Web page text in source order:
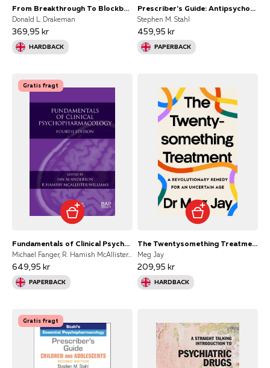
From Breakthrough To Blockbuster The Business Of Biotechnolo
Donald L. Drakeman
369,95 kr
HARDBACK
Prescriber's Guide: Antipsychotics
Stephen M. Stahl
459,95 kr
PAPERBACK
Gratis fragt
Fundamentals of Clinical Psychopharmacology
Michael Fanger, R. Hamish McAllister-Williams
649,95 kr
PAPERBACK
The Twentysomething Treatment
Meg Jay
209,95 kr
HARDBACK
Gratis fragt